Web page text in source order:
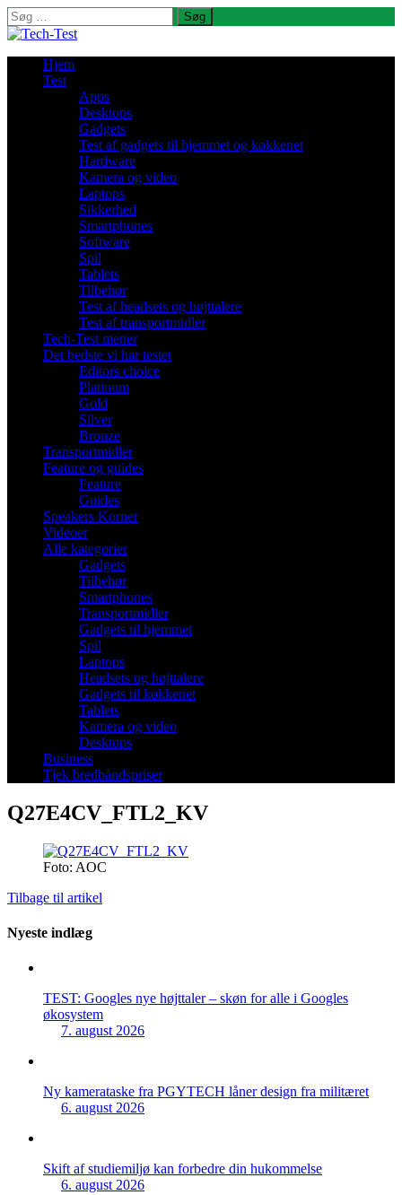
Søg
efter:
Hjem
Test
Apps
Desktops
Gadgets
Test af gadgets til hjemmet og køkkenet
Hardware
Kamera og video
Laptops
Sikkerhed
Smartphones
Software
Spil
Tablets
Tilbehør
Test af headsets og højttalere
Test af transportmidler
Tech-Test mener
Det bedste vi har testet
Editors choice
Platinum
Gold
Silver
Bronze
Transportmidler
Feature og guides
Feature
Guides
Speakers Korner
Videoer
Alle kategorier
Gadgets
Tilbehør
Smartphones
Transportmidler
Gadgets til hjemmet
Spil
Laptops
Headsets og højttalere
Gadgets til køkkenet
Tablets
Kamera og video
Desktops
Business
Tjek bredbåndspriser
Q27E4CV_FTL2_KV
Foto: AOC
Tilbage til artikel
Nyeste indlæg
TEST: Googles nye højttaler – skøn for alle i Googles
økosystem
7. august 2026
Ny kamerataske fra PGYTECH låner design fra militæret
6. august 2026
Skift af studiemiljø kan forbedre din hukommelse
6. august 2026